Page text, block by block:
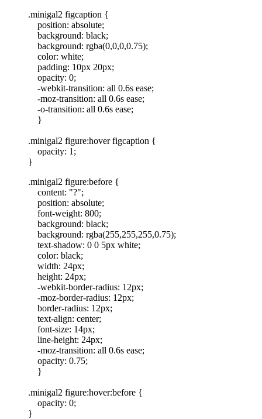
.minigal2 figcaption {
position: absolute;
background: black;
background: rgba(0,0,0,0.75);
color: white;
padding: 10px 20px;
opacity: 0;
-webkit-transition: all 0.6s ease;
-moz-transition: all 0.6s ease;
-o-transition: all 0.6s ease;
}
.minigal2 figure:hover figcaption {
opacity: 1;
}
.minigal2 figure:before {
content: "?";
position: absolute;
font-weight: 800;
background: black;
background: rgba(255,255,255,0.75);
text-shadow: 0 0 5px white;
color: black;
width: 24px;
height: 24px;
-webkit-border-radius: 12px;
-moz-border-radius: 12px;
border-radius: 12px;
text-align: center;
font-size: 14px;
line-height: 24px;
-moz-transition: all 0.6s ease;
opacity: 0.75;
}
.minigal2 figure:hover:before {
opacity: 0;
}